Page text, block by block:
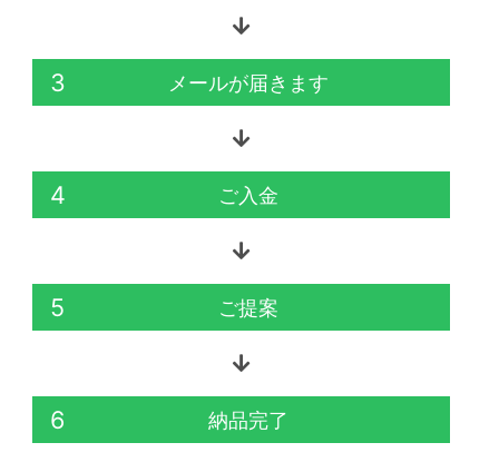
3 メールが届きます
4 ご入金
5 ご提案
6 納品完了